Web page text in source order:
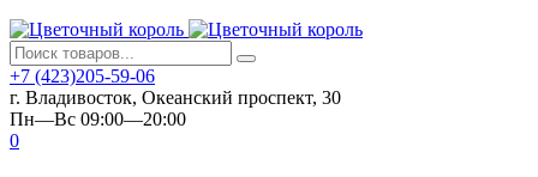
+7 (423)205-59-06
г. Владивосток, Океанский проспект, 30
Пн—Вс 09:00—20:00
0